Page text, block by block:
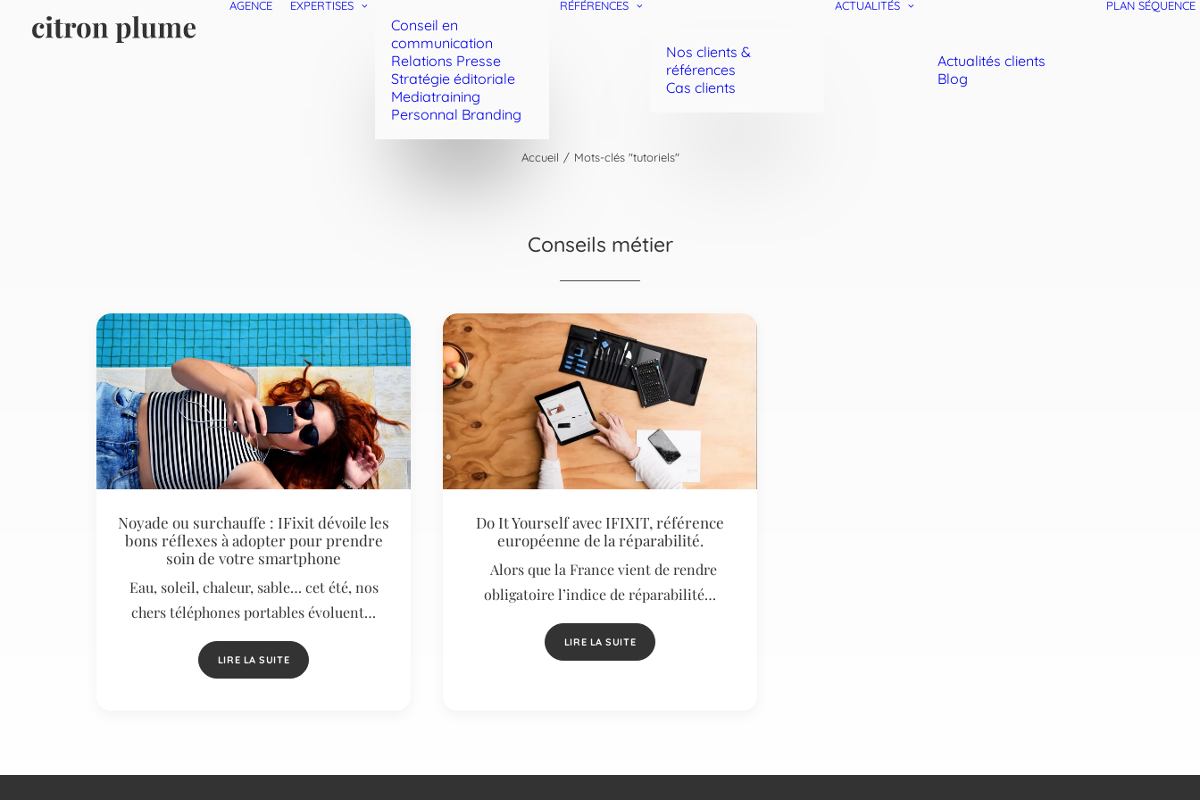
AGENCE EXPERTISES
Conseil en
communication
Relations Presse
Stratégie éditoriale
Mediatraining
Personnal Branding
RÉFÉRENCES
Nos clients &
références
Cas clients
ACTUALITÉS
Actualités clients
Blog
PLAN SÉQUENCE
Accueil Mots-clés "tutoriels"
Conseils métier
Noyade ou surchauffe : IFixit dévoile les
bons réflexes à adopter pour prendre
soin de votre smartphone
Eau, soleil, chaleur, sable… cet été, nos
chers téléphones portables évoluent…
LIRE LA SUITE
Do It Yourself avec IFIXIT, référence
européenne de la réparabilité.
Alors que la France vient de rendre
obligatoire l’indice de réparabilité…
LIRE LA SUITE